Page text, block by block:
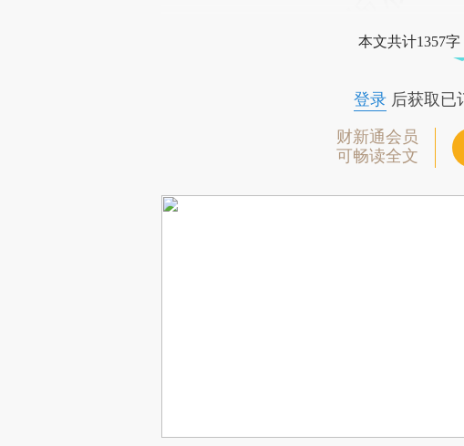
本文共计1357
登录后获取已
财新通会员
可畅读全文